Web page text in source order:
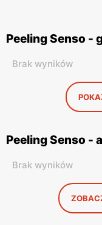
Peeling Senso -
Brak wyników
Peeling Senso -
Brak wyników